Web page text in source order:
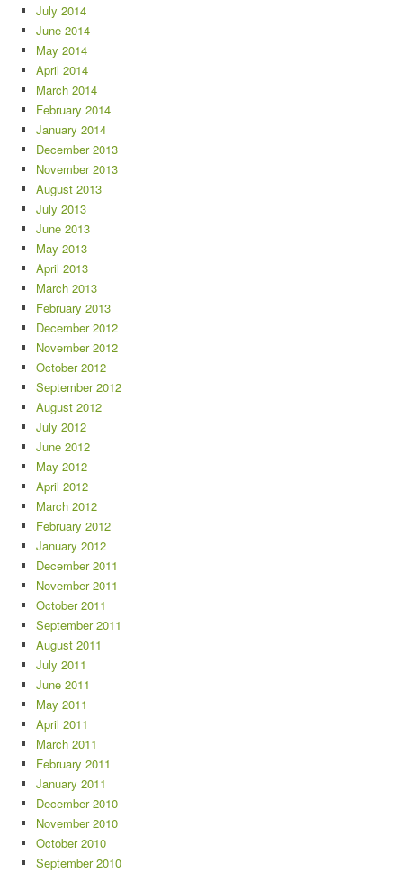
July 2014
June 2014
May 2014
April 2014
March 2014
February 2014
January 2014
December 2013
November 2013
August 2013
July 2013
June 2013
May 2013
April 2013
March 2013
February 2013
December 2012
November 2012
October 2012
September 2012
August 2012
July 2012
June 2012
May 2012
April 2012
March 2012
February 2012
January 2012
December 2011
November 2011
October 2011
September 2011
August 2011
July 2011
June 2011
May 2011
April 2011
March 2011
February 2011
January 2011
December 2010
November 2010
October 2010
September 2010